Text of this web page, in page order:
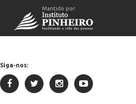
Mantido por:
Siga-nos: